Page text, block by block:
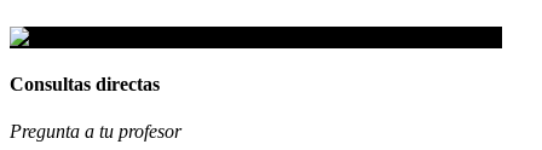
Consultas directas
Pregunta a tu profesor